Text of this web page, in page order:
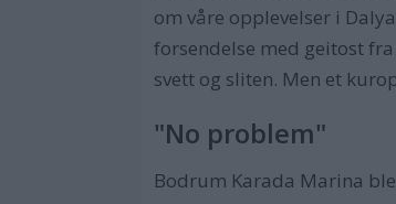
om våre opplevelser i
forsendelse med geitost
svett og sliten. Men et
"No problem"
Bodrum Karada Marina